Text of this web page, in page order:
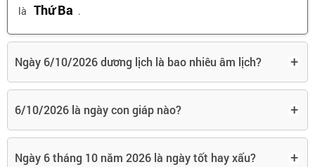
là Thứ Ba .
Ngày 6/10/2026 dương lịch là bao nhiêu âm lịch? +
6/10/2026 là ngày con giáp nào? +
Ngày 6 tháng 10 năm 2026 là ngày tốt hay xấu? +